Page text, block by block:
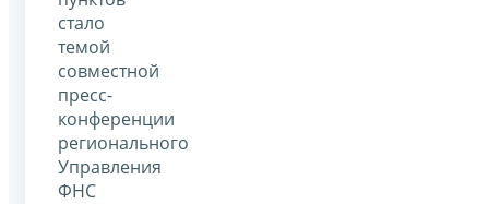
стало
темой
совместной
пресс-
конференции
регионального
Управления
ФНС